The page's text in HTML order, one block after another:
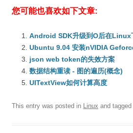
您可能也喜欢如下文章:
Android SDK升级到O后在Linux
Ubuntu 9.04 安装nVIDIA
json web token的失效方案
数据结构重读 - 图的遍历(概念)
UITextView如何计算高度
This entry was posted in Linux and tagged